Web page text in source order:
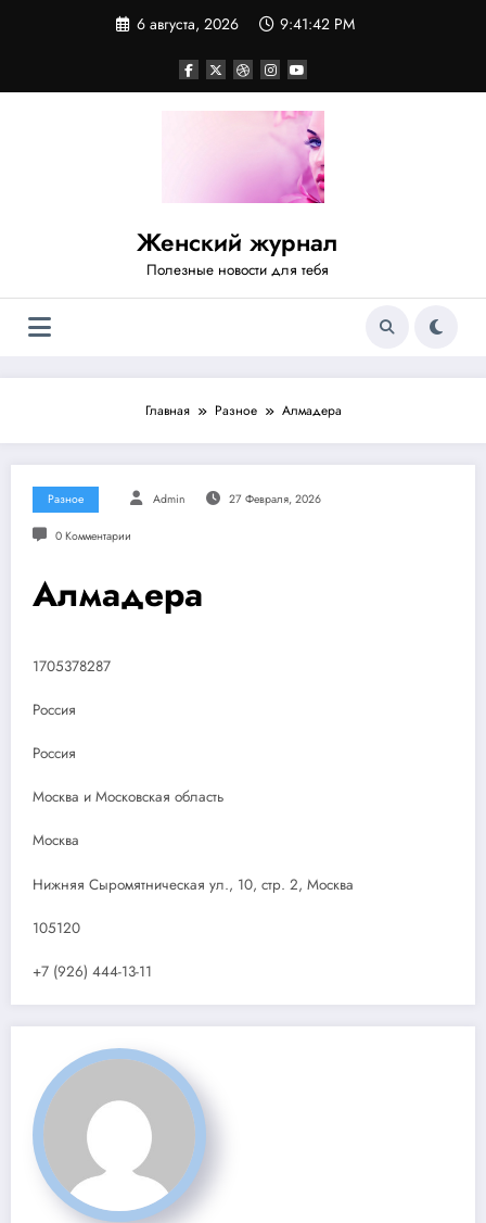
6 августа, 2026 9:41:42 PM
Женский журнал
Полезные новости для тебя
Главная Разное Алмадера
Разное Admin 27 Февраля, 2026
0 Комментарии
Алмадера
1705378287
Россия
Россия
Москва и Московская область
Москва
Нижняя Сыромятническая ул., 10, стр. 2, Москва
105120
+7 (926) 444-13-11